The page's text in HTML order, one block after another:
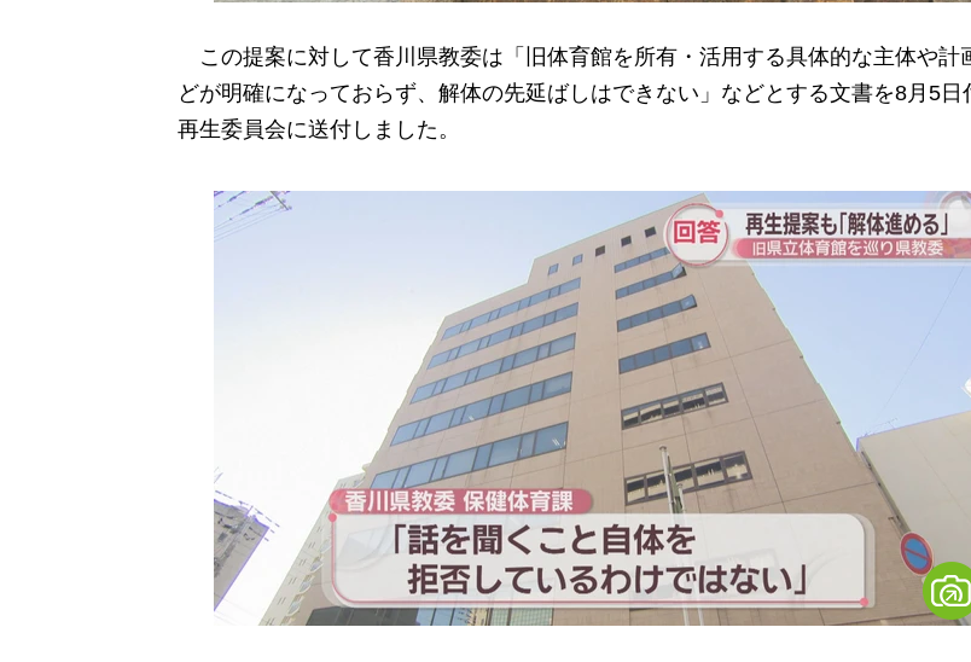
この提案に対して香川県教委は「旧体育館を所有・活用する具体的な主体や計
どが明確になっておらず、解体の先延ばしはできない」などとする文書を8月5日
再生委員会に送付しました。